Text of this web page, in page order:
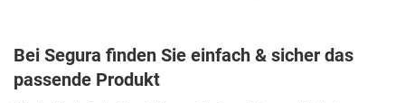
Bei Segura finden Sie einfach & sicher das
passende Produkt